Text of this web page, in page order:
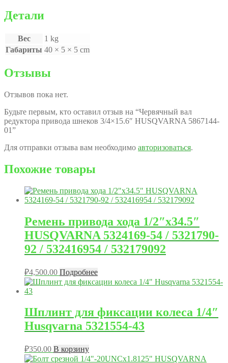
Детали
Вес
1 kg
Габариты 40 × 5 × 5 cm
Отзывы
Отзывов пока нет.
Будьте первым, кто оставил отзыв на “Червячный вал
редуктора привода шнеков 3/4×15.6″ HUSQVARNA 5867144-
01”
Для отправки отзыва вам необходимо авторизоваться.
Похожие товары
Ремень привода хода 1/2″x34.5″
HUSQVARNA 5324169-54 / 5321790-
92 / 532416954 / 532179092
₽4,500.00 Подробнее
Шплинт для фиксации колеса 1/4″
Husqvarna 5321554-43
₽350.00 В корзину